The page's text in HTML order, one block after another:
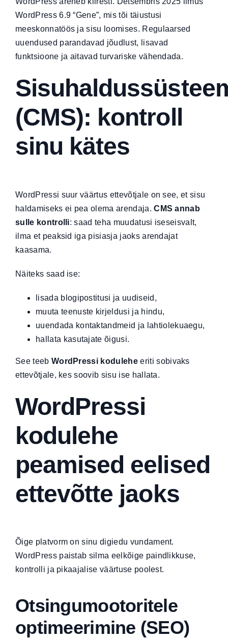
WordPress 6.9 “Gene”, mis tõi täiustusi
meeskonnatöös ja sisu loomises. Regulaarsed
uuendused parandavad jõudlust, lisavad
funktsioone ja aitavad turvariske vähendada.
(CMS): kontroll
sinu kätes
WordPressi suur väärtus ettevõtjale on see, et sisu
haldamiseks ei pea olema arendaja.CMS annab
sulle kontrolli: saad teha muudatusi iseseisvalt,
ilma et peaksid iga pisiasja jaoks arendajat
kaasama.
Näiteks saad ise:
lisada blogipostitusi ja uudiseid,
muuta teenuste kirjeldusi ja hindu,
uuendada kontaktandmeid ja lahtiolekuaegu,
hallata kasutajate õigusi.
See teeb WordPressi koduleheeriti sobivaks
ettevõtjale, kes soovib sisu ise hallata.
WordPressi
kodulehe
peamised eelised
ettevõtte jaoks
Õige platvorm on sinu digiedu vundament.
WordPress paistab silma eelkõige paindlikkuse,
kontrolli ja pikaajalise väärtuse poolest.
Otsingumootoritele
optimeerimine (SEO)